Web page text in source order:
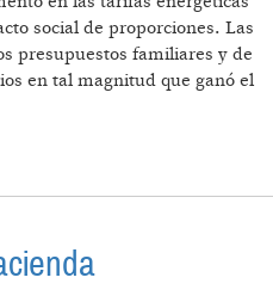
social de proporciones. Las
presupuestos familiares y de
en tal magnitud que ganó el